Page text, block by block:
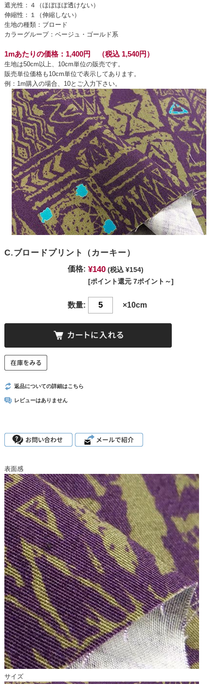
遮光性：４（ほぼほぼ透けない）
伸縮性：１（伸縮しない）
生地の種類：ブロード
カラーグループ：ベージュ・ゴールド系
1mあたりの価格：1,400円 （税込 1,540円）
生地は50cm以上、10cm単位の販売です。
販売単位価格も10cm単位で表示してあります。
例：1m購入の場合、10とご入力下さい。
C.ブロードプリント（カーキー）
価格: ¥140 (税込 ¥154)
[ポイント還元 7ポイント～]
数量: ×10cm
返品についての詳細はこちら
レビューはありません
表面感
サイズ